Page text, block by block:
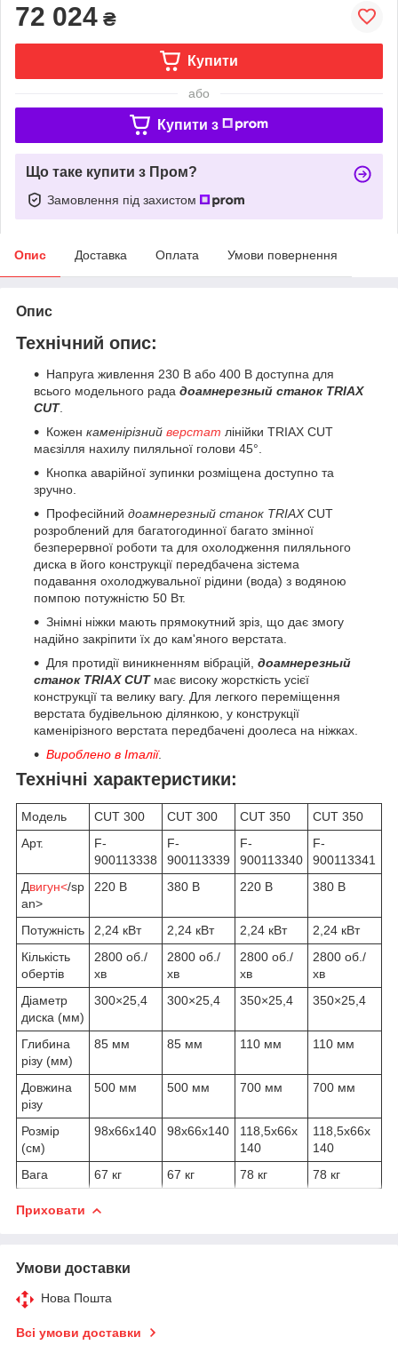
72 024 ₴
Купити
або
Купити з
Що таке купити з Пром?
Замовлення під захистом
Опис Доставка Оплата Умови повернення
Опис
Технічний опис:
Напруга живлення 230 В або 400 В доступна для
всього модельного рада доамнерезный станок TRIAX
CUT.
Кожен каменірізний верстат лінійки TRIAX CUT
маєзілля нахилу пиляльної голови 45°.
Кнопка аварійної зупинки розміщена доступно та
зручно.
Професійний доамнерезный станок TRIAXCUT
розроблений для багатогодинної багато змінної
безперервної роботи та для охолодження пиляльного
диска в його конструкції передбачена зістема
подавання охолоджувальної рідини (вода) з водяною
помпою потужністю 50 Вт.
Знімні ніжки мають прямокутний зріз, що дає змогу
надійно закріпити їх до кам'яного верстата.
Для протидії виникненням вібрацій, доамнерезный
станок TRIAX CUTмає високу жорсткість усієї
конструкції та велику вагу. Для легкого переміщення
верстата будівельною ділянкою, у конструкції
каменірізного верстата передбачені доолеса на ніжках.
Вироблено в Італії.
Технічні характеристики:
Модель CUT 300 CUT 300 CUT 350
CUT 350
Арт.
F-
900113338
F-
900113339
F-
900113340
F-
900113341
Двигун</sp
an>
220 В 380 В 220 В 380 В
Потужність 2,24 кВт 2,24 кВт 2,24 кВт
2,24 кВт
Кількість
обертів
2800 об./
хв
2800 об./
хв
2800 об./
хв
2800 об./
хв
Діаметр
диска (мм)
300×25,4 300×25,4 350×25,4 350×25,4
Глибина
різу (мм)
85 мм 85 мм 110 мм 110 мм
Довжина
різу
500 мм 500 мм 700 мм 700 мм
Розмір
(см)
98x66x140 98x66x140
118,5x66x
140
118,5x66x
140
Вага
67 кг 67 кг 78 кг 78 кг
Приховати
Умови доставки
Нова Пошта
Всі умови доставки